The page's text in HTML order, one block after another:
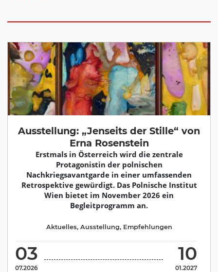
Ausstellung: „Jenseits der Stille“ von
Erna Rosenstein
Erstmals in Österreich wird die zentrale
Protagonistin der polnischen
Nachkriegsavantgarde in einer umfassenden
Retrospektive gewürdigt. Das Polnische Institut
Wien bietet im November 2026 ein
Begleitprogramm an.
03
07.2026
10
01.2027
Aktuelles, Ausstellung, Empfehlungen